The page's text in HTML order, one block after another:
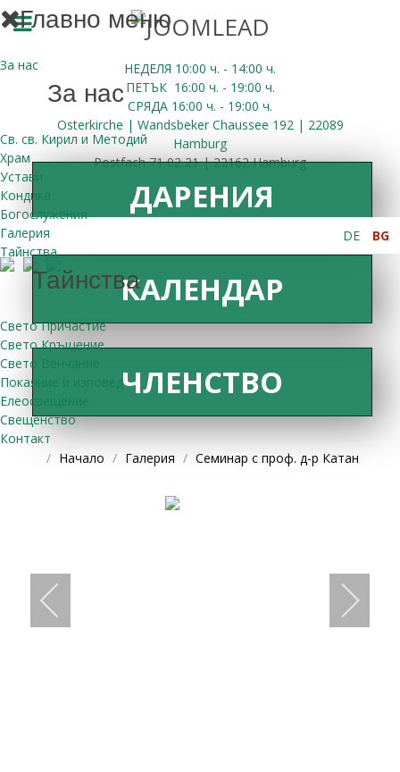
НЕДЕЛЯ 10:00 ч. - 14:00 ч.
ПЕТЪК 16:00 ч. - 19:00 ч.
СРЯДА 16:00 ч. - 19:00 ч.
Osterkirche | Wandsbeker Chaussee 192 | 22089
Hamburg
Postfach 71 02 21 | 22162 Hamburg
Главно меню
За нас
За нас
Св. св. Кирил и Методий
Храм
Устави
Кондика
Богослужения
Галерия
Тайнства
Тайнства
Свето Причастие
Свето Кръщение
Свето Венчание
Покаяние и изповед
Елеосвещение
Свещенство
Контакт
DE BG
ДАРЕНИЯ
КАЛЕНДАР
ЧЛЕНСТВО
Начало Галерия Семинар с проф. д-р Катан